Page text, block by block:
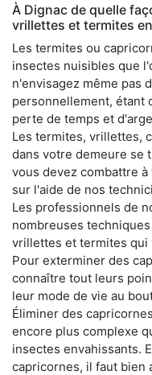
À Dignac de quelle
vrillettes et termites
Les termites ou
insectes nuisibles que
n'envisagez même pas
personnellement, étant
perte de temps et
Les termites, vrillettes,
dans votre demeure se
vous devez combattre
sur l'aide de nos
Les professionnels de
nombreuses
vrillettes et termites qui
Pour exterminer des
connaître tout leurs
leur mode de vie au
Éliminer des
encore plus complexe
insectes envahissants.
capricornes, il faut bien